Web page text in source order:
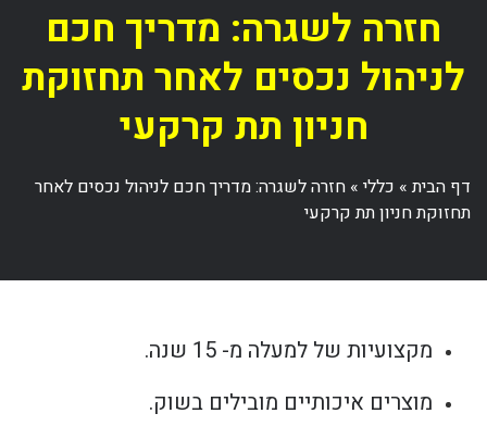
חזרה לשגרה: מדריך חכם
לניהול נכסים לאחר תחזוקת
חניון תת קרקעי
דף הבית» כללי» חזרה לשגרה: מדריך חכם לניהול נכסים לאחר
תחזוקת חניון תת קרקעי
מקצועיות של למעלה מ- 15 שנה.
מוצרים איכותיים מובילים בשוק.